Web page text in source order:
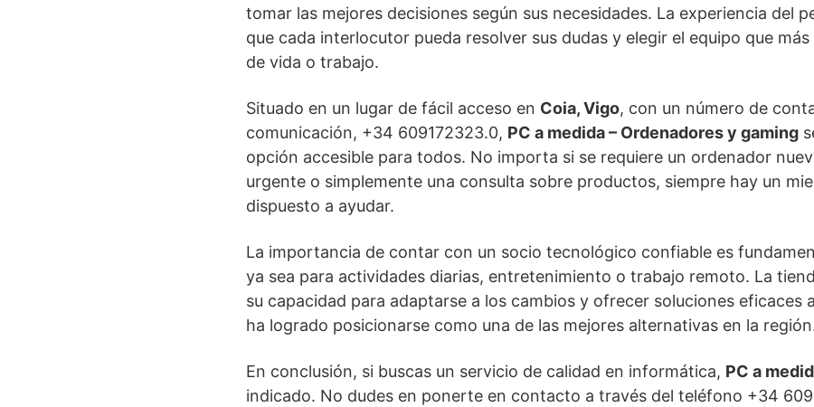
tomar las mejores decisiones según sus necesidades. La experiencia del
que cada interlocutor pueda resolver sus dudas y elegir el equipo que
de vida o trabajo.
Situado en un lugar de fácil acceso en Coia, Vigo, con un número de
comunicación, +34 609172323.0, PC a medida – Ordenadores y gaming
opción accesible para todos. No importa si se requiere un ordenador
urgente o simplemente una consulta sobre productos, siempre hay un
dispuesto a ayudar.
La importancia de contar con un socio tecnológico confiable es
ya sea para actividades diarias, entretenimiento o trabajo remoto. La
su capacidad para adaptarse a los cambios y ofrecer soluciones eficaces
ha logrado posicionarse como una de las mejores alternativas en la
En conclusión, si buscas un servicio de calidad en informática, PC a
indicado. No dudes en ponerte en contacto a través del teléfono +34